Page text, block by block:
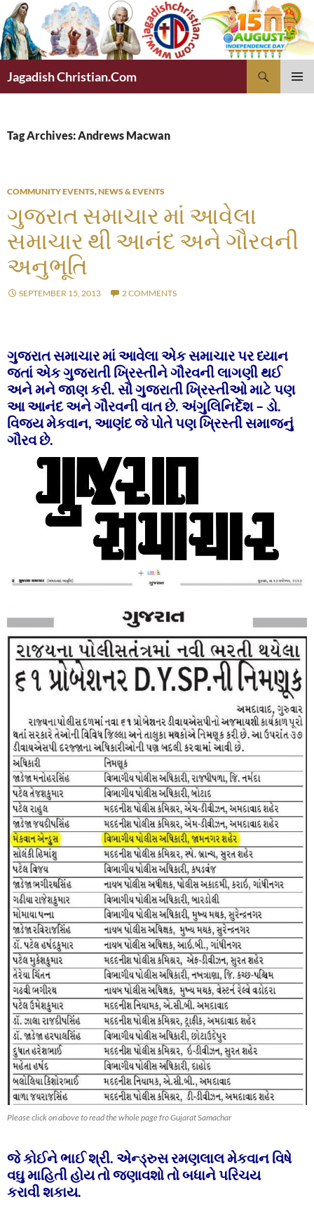
Skip
to
content
Jagadish Christian.Com
Tag Archives: Andrews Macwan
COMMUNITY EVENTS,NEWS & EVENTS
ગુજરાત સમાચાર માં આવેલા
સમાચાર થી આનંદ અને ગૌરવની
અનુભૂતિ
SEPTEMBER 15, 2013 2 COMMENTS
ગુજરાત સમાચાર માં આવેલા એક સમાચાર પર ધ્યાન
જતાં એક ગુજરાતી ખ્રિસ્તીને ગૌરવની લાગણી થઈ
અને મને જાણ કરી. સૌ ગુજરાતી ખ્રિસ્તીઓ માટે પણ
આ આનંદ અને ગૌરવની વાત છે. અંગુલિનિર્દેશ – ડો.
વિજય મેકવાન, આણંદ જે પોતે પણ ખ્રિસ્તી સમાજનું
ગૌરવ છે.
Please click on above to read the whole page fro Gujarat Samachar
જે કોઈને ભાઈ શ્રી. એન્ડ્રુસ રમણલાલ મેકવાન વિષે
વઘુ માહિતી હોય તો જણાવશો તો બધાને પરિચય
કરાવી શકાય.